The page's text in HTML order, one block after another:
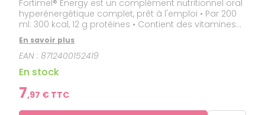
Fortimel® Energy est un complément nutritionnel oral
hyperénergétique complet, prêt à l'emploi • Par 200
ml: 300 kcal, 12 g protéines • Contient des vitamines
et minéraux • Grand volume (200 ml): pour une
bonne hydratation • Sans gluten et faible en lactose •
Allergènes: contient du lait, du soja
En savoir plus
EAN :8712400152419
En stock
7,97 € TTC